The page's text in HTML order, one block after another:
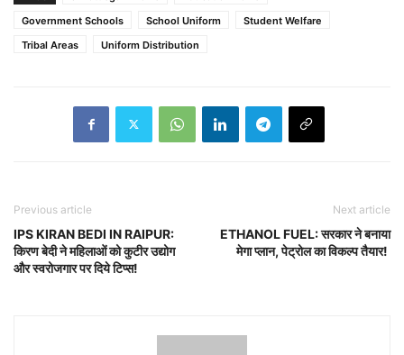
Government Schools
School Uniform
Student Welfare
Tribal Areas
Uniform Distribution
Previous article
IPS KIRAN BEDI IN RAIPUR:
किरण बेदी ने महिलाओं को कुटीर उद्योग
और स्वरोजगार पर दिये टिप्स!
Next article
ETHANOL FUEL: सरकार ने बनाया
मेगा प्लान, पेट्रोल का विकल्प तैयार!